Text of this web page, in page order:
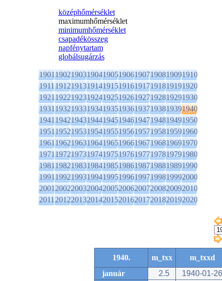
középhőmérséklet
maximumhőmérséklet
minimumhőmérséklet
csapadékösszeg
napfénytartam
globálsugárzás
1901190219031904190519061907190819091910
1911191219131914191519161917191819191920
1921192219231924192519261927192819291930
1931193219331934193519361937193819391940
1941194219431944194519461947194819491950
1951195219531954195519561957195819591960
1961196219631964196519661967196819691970
1971197219731974197519761977197819791980
1981198219831984198519861987198819891990
1991199219931994199519961997199819992000
2001200220032004200520062007200820092010
2011201220132014201520162017201820192020
1940. m_txx
m_txxd
január
2.5
1940-01-26